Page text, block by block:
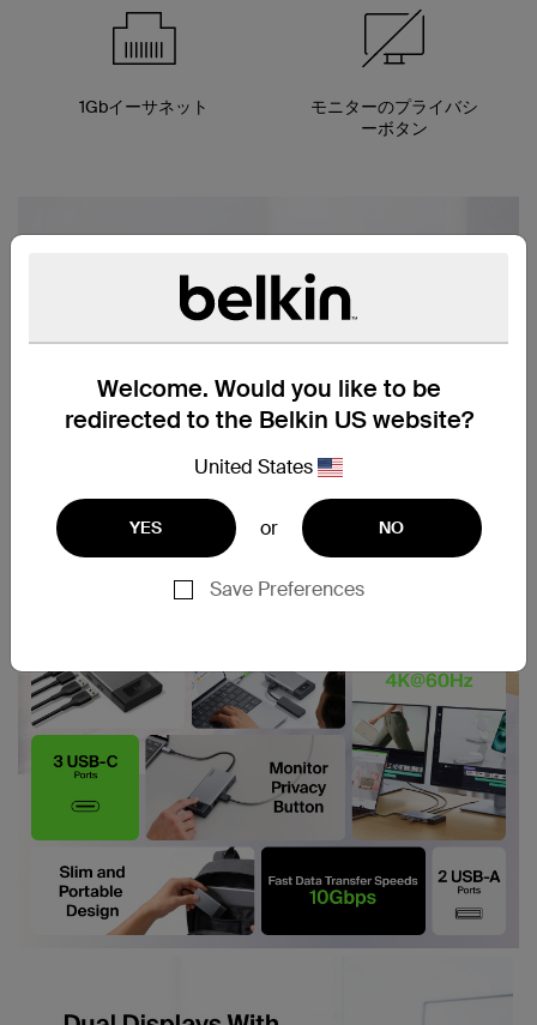
Welcome. Would you like to be
redirected to the Belkin US website?
United States
YES or NO
Save Preferences
1Gbイーサネット
モニターのプライバシ
ーボタン